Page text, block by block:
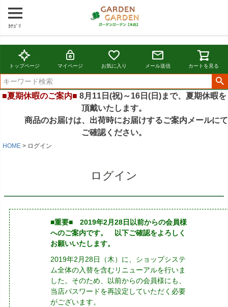
ｶﾃｺﾞﾘ
トップページ マイページ お気に入り メール送信 カートを見る
■夏期休暇のご案内■ 8月11日(祝)～16日(日)まで、夏期休暇を
頂戴いたします。
商品のお届けは、出荷時にお届けするご案内メールにて
ご確認ください。
HOME ログイン
ログイン
■重要■ 2019年2月28日以前からの会員様
へのご案内です。 以下ご確認をよろしく
お願いいたします。
2019年2月28日（木）に、ショップシステ
ム全体の入替を含むリニューアルを行いま
した。そのため、以前からの会員様にも、
当店パスワードを再設定していただく必要
がございます。